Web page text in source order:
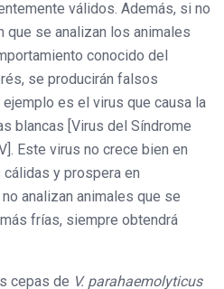
válidos. Además, si no
que se analizan los animales
conocido del
se producirán falsos
es el virus que causa la
blancas [Virus del Síndrome
Este virus no crece bien en
y prospera en
analizan animales que se
frías, siempre obtendrá
cepas de V. parahaemolyticus